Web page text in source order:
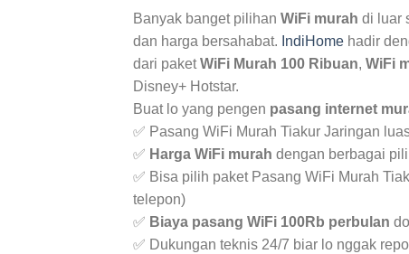
Banyak banget pilihan WiFi murah di luar
dan harga bersahabat. IndiHome hadir
dari paketWiFi Murah 100 Ribuan, WiFi
Disney+ Hotstar.
Buat lo yang pengen pasang internet
✅ Pasang WiFi Murah Tiakur Jaringan
✅ Harga WiFi murah dengan berbagai
✅ Bisa pilih paket Pasang WiFi Murah
telepon)
✅ Biaya pasang WiFi 100Rb perbulan
✅ Dukungan teknis 24/7 biar lo nggak